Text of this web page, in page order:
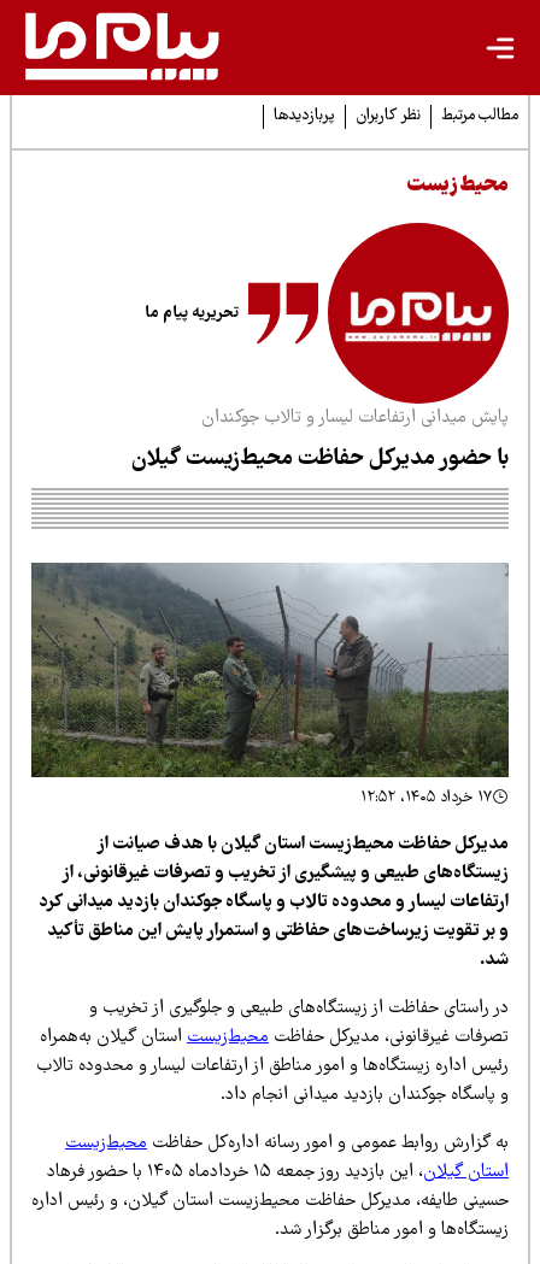
مرتبط نظر کاربران پربازدیدها
زیست
تحریریه پیام ما
میدانی ارتفاعات لیسار و تالاب جوکندان
حضور مدیرکل حفاظت محیط‌زیست گیلان
حفاظت محیط‌زیست استان گیلان با هدف صیانت از
طبیعی و پیشگیری از تخریب و تصرفات غیرقانونی، از
لیسار و محدوده تالاب و پاسگاه جوکندان بازدید میدانی کرد
بر تقویت زیرساخت‌های حفاظتی و استمرار پایش این مناطق تأکید
راستای حفاظت از زیستگاه‌های طبیعی و جلوگیری از تخریب و
غیرقانونی، مدیرکل حفاظتمحیط‌زیستاستان گیلان به‌همراه
اداره زیستگاه‌ها و امور مناطق از ارتفاعات لیسار و محدوده تالاب
جوکندان بازدید میدانی انجام داد.
گزارش روابط عمومی و امور رسانه اداره‌کل حفاظتمحیط‌زیست
گیلان
، این بازدید روز جمعه ۱۵ خردادماه ۱۴۰۵ با حضور فرهاد
طایفه، مدیرکل حفاظت محیط‌زیست استان گیلان، و رئیس اداره
و امور مناطق برگزار شد.